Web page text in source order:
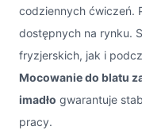
codziennych ćwiczeń.
dostępnych na rynku.
fryzjerskich, jak i
Mocowanie do blatu
imadło gwarantuje
pracy.